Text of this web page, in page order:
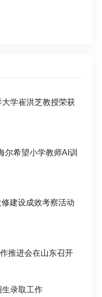
学崔洪芝教授荣获
尔希望小学教师AI训
建设成效考察活动
推进会在山东召开
录取工作